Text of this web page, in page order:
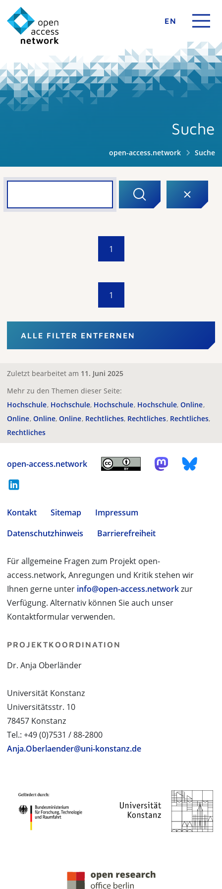
EN
Suche
open-access.network Suche
1
1
ALLE FILTER ENTFERNEN
Zuletzt bearbeitet am 11. Juni 2025
Mehr zu den Themen dieser Seite:
Hochschule Hochschule Hochschule Hochschule Online
Online Online Online Rechtliches Rechtliches Rechtliches
Rechtliches
open-access.network
Kontakt Sitemap
Impressum
Datenschutzhinweis
Barrierefreiheit
Für allgemeine Fragen zum Projekt open-
access.network, Anregungen und Kritik stehen wir
Ihnen gerne unter info@open-access.networkzur
Verfügung. Alternativ können Sie auch unser
Kontaktformular verwenden.
PROJEKTKOORDINATION
Dr. Anja Oberländer
Universität Konstanz
Universitätsstr. 10
78457 Konstanz
Tel.: +49 (0)7531 / 88-2800
Anja.Oberlaender@uni-konstanz.de